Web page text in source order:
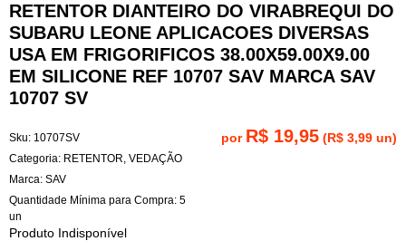
RETENTOR DIANTEIRO DO VIRABREQUI DO
SUBARU LEONE APLICACOES DIVERSAS
USA EM FRIGORIFICOS 38.00X59.00X9.00
EM SILICONE REF 10707 SAV MARCA SAV
10707 SV
Sku: 10707SV
Categoria: RETENTOR VEDAÇÃO
Marca: SAV
Quantidade Mínima para Compra: 5
un
Produto Indisponível
por R$ 19,95 (R$ 3,99 un)